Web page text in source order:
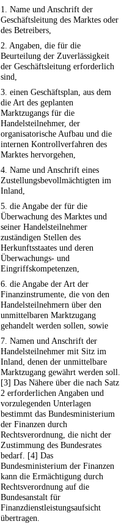
1. Name und Anschrift der
Geschäftsleitung des Marktes oder
des Betreibers,
2. Angaben, die für die
Beurteilung der Zuverlässigkeit
der Geschäftsleitung erforderlich
sind,
3. einen Geschäftsplan, aus dem
die Art des geplanten
Marktzugangs für die
Handelsteilnehmer, der
organisatorische Aufbau und die
internen Kontrollverfahren des
Marktes hervorgehen,
4. Name und Anschrift eines
Zustellungsbevollmächtigten im
Inland,
5. die Angabe der für die
Überwachung des Marktes und
seiner Handelsteilnehmer
zuständigen Stellen des
Herkunftsstaates und deren
Überwachungs- und
Eingriffskompetenzen,
6. die Angabe der Art der
Finanzinstrumente, die von den
Handelsteilnehmern über den
unmittelbaren Marktzugang
gehandelt werden sollen, sowie
7. Namen und Anschrift der
Handelsteilnehmer mit Sitz im
Inland, denen der unmittelbare
Marktzugang gewährt werden soll.
[3] Das Nähere über die nach Satz
2 erforderlichen Angaben und
vorzulegenden Unterlagen
bestimmt das Bundesministerium
der Finanzen durch
Rechtsverordnung, die nicht der
Zustimmung des Bundesrates
bedarf. [4] Das
Bundesministerium der Finanzen
kann die Ermächtigung durch
Rechtsverordnung auf die
Bundesanstalt für
Finanzdienstleistungsaufsicht
übertragen.